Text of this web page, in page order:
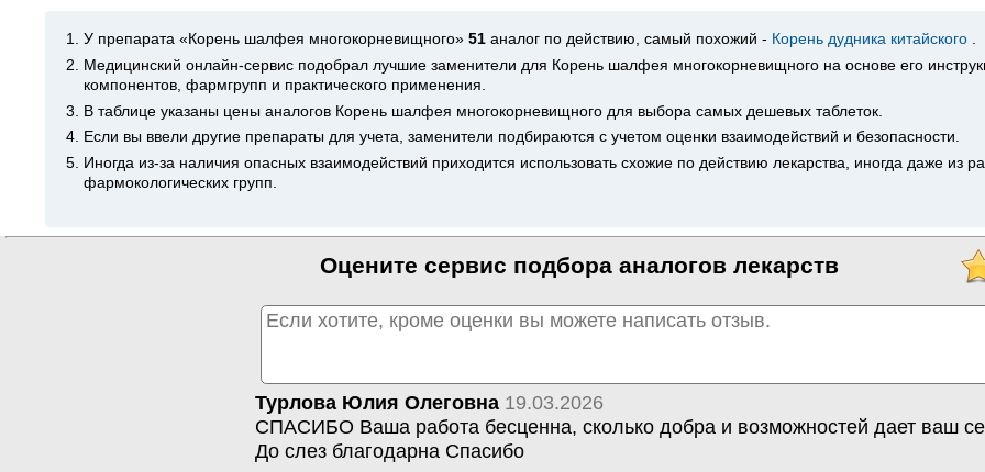
У препарата «Корень шалфея многокорневищного» 51аналог по действию, самый похожий - Корень дудника китайского .
Медицинский онлайн-сервисподобрал лучшие заменители для Корень шалфея многокорневищного на основе его
компонентов, фармгрупп и практического применения.
В таблице указаны цены аналогов Корень шалфея многокорневищного для выбора самых дешевых таблеток.
Если вы ввели другие препараты для учета, заменители подбираются с учетом оценки взаимодействий и безопасности.
Иногда из-за наличия опасных взаимодействий приходится использовать схожие по действию лекарства, иногда даже из
фармокологических групп.
Оцените сервис подбора аналогов лекарств
Турлова Юлия Олеговна 19.03.2026
СПАСИБО Ваша работа бесценна, сколько добра и возможностей дает ваш
До слез благодарна Спасибо